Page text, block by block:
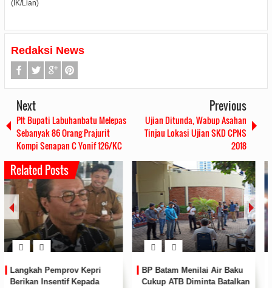
(IK/Lian)
Redaksi News
Next
Plt Bupati Labuhanbatu Melepas
Sebanyak 86 Orang Prajurit
Kompi Senapan C Yonif 126/KC
Previous
Ujian Ditunda, Wabup Asahan
Tinjau Lokasi Ujian SKD CPNS
2018
Related Posts
Manajemen Sky Game Terus
Memperkuat Kemitraan
Jumat Sehat Ceria, Petugas
dan Warga Binaan Rutan